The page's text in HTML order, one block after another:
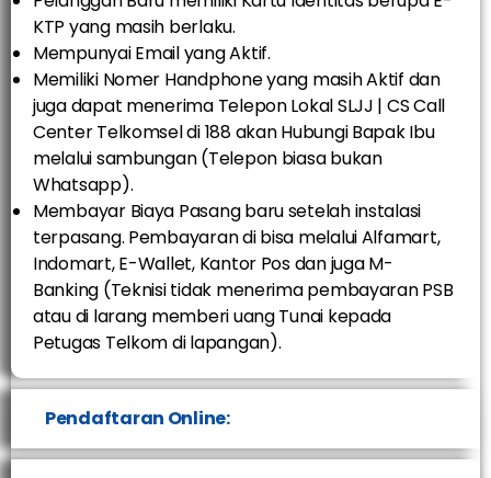
KTP yang masih berlaku.
Mempunyai Email yang Aktif.
Memiliki Nomer Handphone yang masih Aktif dan
juga dapat menerima Telepon Lokal SLJJ | CS Call
Center Telkomsel di 188 akan Hubungi Bapak Ibu
melalui sambungan (Telepon biasa bukan
Whatsapp).
Membayar Biaya Pasang baru setelah instalasi
terpasang. Pembayaran di bisa melalui Alfamart,
Indomart, E-Wallet, Kantor Pos dan juga M-
Banking (Teknisi tidak menerima pembayaran PSB
atau di larang memberi uang Tunai kepada
Petugas Telkom di lapangan).
Pendaftaran Online: